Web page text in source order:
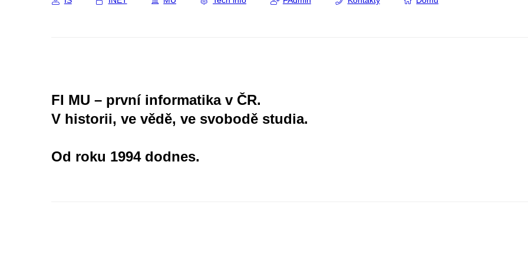
FI MU – první informatika v ČR.
V historii, ve vědě, ve svobodě studia.
Od roku 1994 dodnes.